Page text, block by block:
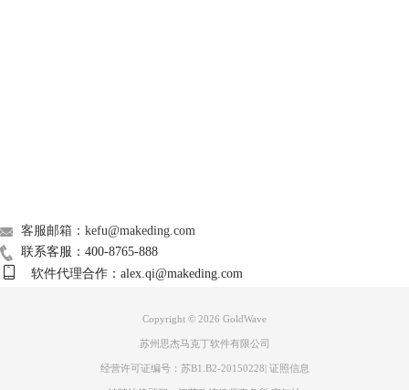
二、怎么提取分离音频里的人声和背景音乐
上文我们分享了提取音频里背景音乐的方法，接下来我们来分享一下，提
取音频中人声的方法。
客服邮箱：kefu@makeding.com
联系客服：400-8765-888
软件代理合作：alex.qi@makeding.com
Copyright © 2026 GoldWave
苏州思杰马克丁软件有限公司
经营许可证编号：苏B1.B2-20150228| 证照信息